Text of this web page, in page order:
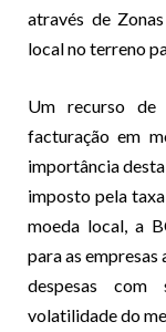
através de
local no terreno
Um recurso
facturação em
importância
imposto pela
moeda local, a
para as
despesas
volatilidade do